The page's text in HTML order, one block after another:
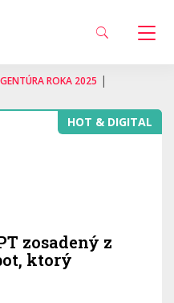
ROKA 2025 |
HOT & DIGITAL
zosadený z
ktorý